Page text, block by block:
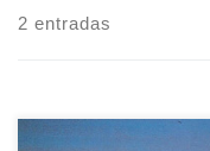
2 entradas